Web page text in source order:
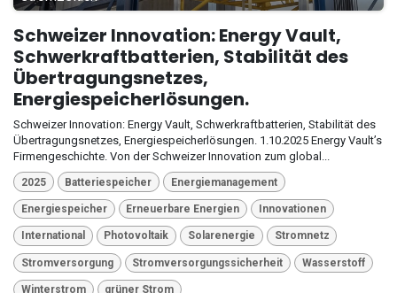
Schweizer Innovation: Energy Vault,
Schwerkraftbatterien, Stabilität des
Übertragungsnetzes,
Energiespeicherlösungen.
Schweizer Innovation: Energy Vault, Schwerkraftbatterien, Stabilität des
Übertragungsnetzes, Energiespeicherlösungen. 1.10.2025 Energy Vault’s
Firmengeschichte. Von der Schweizer Innovation zum global...
2025 Batteriespeicher Energiemanagement
Energiespeicher Erneuerbare Energien Innovationen
International Photovoltaik Solarenergie Stromnetz
Stromversorgung Stromversorgungssicherheit Wasserstoff
Winterstrom grüner Strom